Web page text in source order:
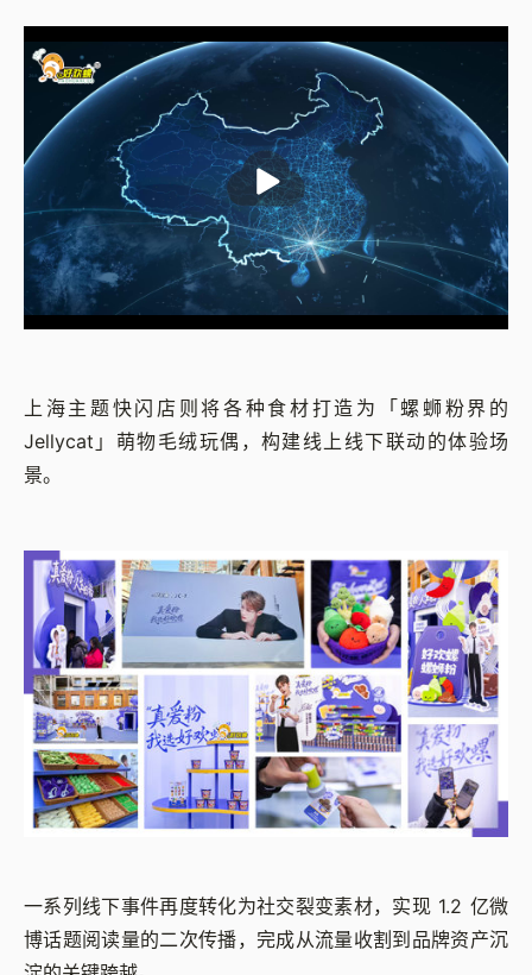
上海主题快闪店则将各种食材打造为「螺蛳粉界的
Jellycat」萌物毛绒玩偶，构建线上线下联动的体验场
景。
一系列线下事件再度转化为社交裂变素材，实现 1.2 亿微
博话题阅读量的二次传播，完成从流量收割到品牌资产沉